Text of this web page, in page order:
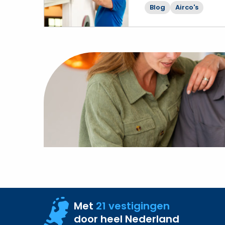
Blog Airco's
over
Airco
herken
je
misleidende
aanbiedingen
Met 21 vestigingen
door heel Nederland